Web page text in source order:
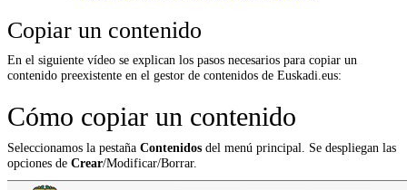
Copiar un contenido
En el siguiente vídeo se explican los pasos necesarios para copiar un
contenido preexistente en el gestor de contenidos de Euskadi.eus:
Cómo copiar un contenido
Seleccionamos la pestaña Contenidos del menú principal. Se despliegan las
opciones de Crear/Modificar/Borrar.